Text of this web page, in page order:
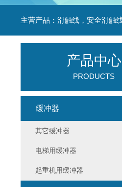
产品中心
PRODUCTS
缓冲器
其它缓冲器
电梯用缓冲器
起重机用缓冲器